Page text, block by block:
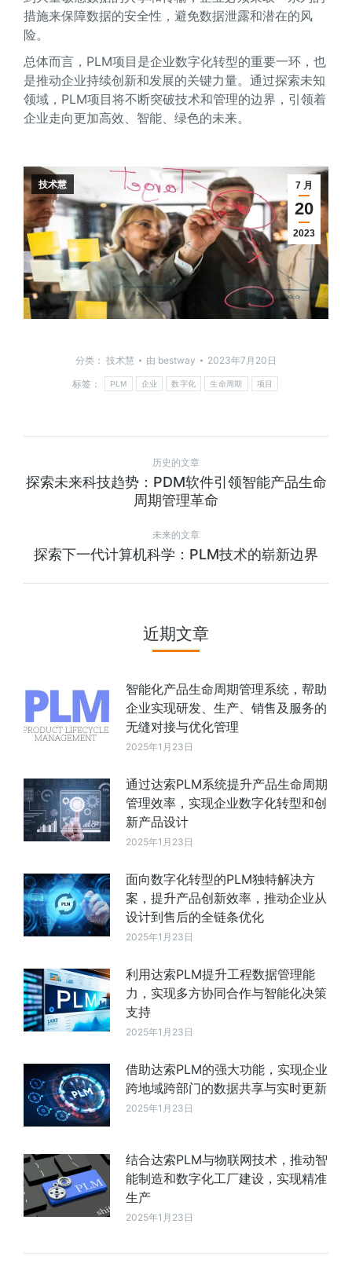
措施来保障数据的安全性，避免数据泄露和潜在的风
险。
总体而言，PLM项目是企业数字化转型的重要一环，也
是推动企业持续创新和发展的关键力量。通过探索未知
领域，PLM项目将不断突破技术和管理的边界，引领着
企业走向更加高效、智能、绿色的未来。
7 月
20
2023
技术慧
分类： 技术慧 由 bestway
2023年7月20日
标签：
PLM 企业 数字化 生命周期 项目
历史的文章
探索未来科技趋势：PDM软件引领智能产品生命
周期管理革命
未来的文章
探索下一代计算机科学：PLM技术的崭新边界
近期文章
智能化产品生命周期管理系统，帮助
企业实现研发、生产、销售及服务的
无缝对接与优化管理
2025年1月23日
通过达索PLM系统提升产品生命周期
管理效率，实现企业数字化转型和创
新产品设计
2025年1月23日
面向数字化转型的PLM独特解决方
案，提升产品创新效率，推动企业从
设计到售后的全链条优化
2025年1月23日
利用达索PLM提升工程数据管理能
力，实现多方协同合作与智能化决策
支持
2025年1月23日
借助达索PLM的强大功能，实现企业
跨地域跨部门的数据共享与实时更新
2025年1月23日
结合达索PLM与物联网技术，推动智
能制造和数字化工厂建设，实现精准
生产
2025年1月23日